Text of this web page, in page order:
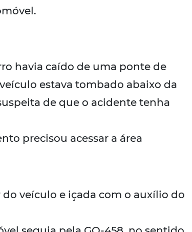
havia caído de uma ponte de
estava tombado abaixo da
de que o acidente tenha
precisou acessar a área
veículo e içada com o auxílio do